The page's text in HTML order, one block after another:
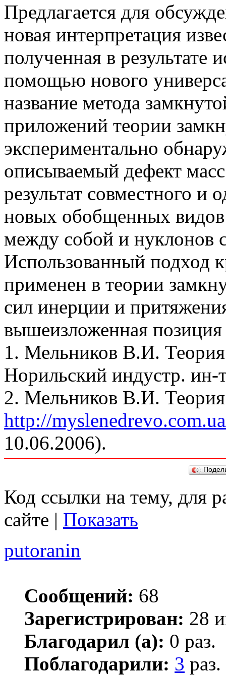
Предлагается для
новая интерпретация
полученная в результате
помощью нового
название метода
приложений теории
экспериментально
описываемый дефект
результат совместного и
новых обобщенных видов
между собой и нуклонов
Использованный подход
применен в теории
сил инерции и
вышеизложенная позиция
1. Мельников В.И.
Норильский индустр. ин-
2. Мельников В.И.
http://
10.06.2006).
Код ссылки на тему, для
сайте | Показать
putoranin
Сообщений: 68
Зарегистрирован: 28
Благодарил (а): 0 раз.
Поблагодарили: 3 раз.